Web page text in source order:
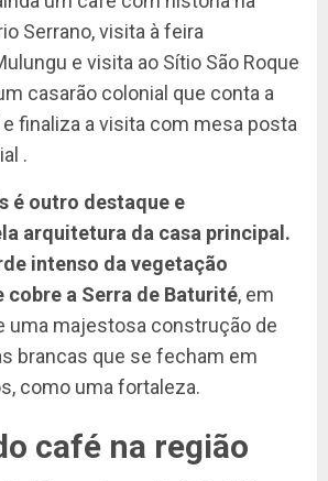
Serrano, visita à feira
e visita ao Sítio São Roque
casarão colonial que conta a
finaliza a visita com mesa posta
.
é outro destaque e
arquitetura da casa principal.
intenso da vegetação
cobre a Serra de Baturité, em
uma majestosa construção de
brancas que se fecham em
como uma fortaleza.
café na região